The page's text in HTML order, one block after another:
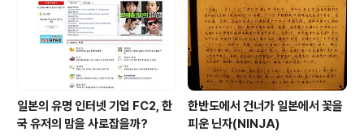
일본의 유명 인터넷 기업 FC2, 한
국 유저의 맘을 사로잡을까?
한반도에서 건너가 일본에서 꽃을
피운 닌자(NINJA)